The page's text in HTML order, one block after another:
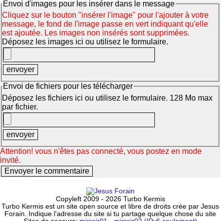
Envoi d'images pour les insérer dans le message
Cliquez sur le bouton "insérer l'image" pour l'ajouter à votre
message, le fond de l'image passe en vert indiquant qu'elle
est ajoutée. Les images non insérés sont supprimées.
Déposez les images ici ou utilisez le formulaire.
Envoi de fichiers pour les télécharger
Déposez les fichiers ici ou utilisez le formulaire. 128 Mo max
par fichier.
Attention! vous n'êtes pas connecté, vous postez en mode
invité.
Copyleft 2009 - 2026 Turbo Kermis
Turbo Kermis est un site open source et libre de droits crée par Jesus
Forain. Indique l'adresse du site si tu partage quelque chose du site